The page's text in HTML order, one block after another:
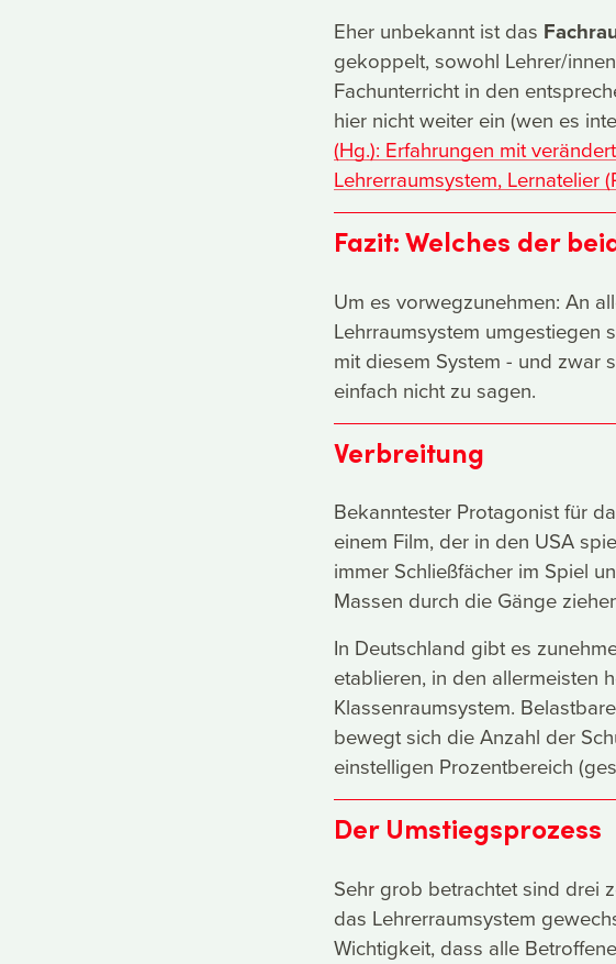
Eher unbekannt ist das
gekoppelt, sowohl Lehrer/
Fachunterricht in den
hier nicht weiter ein (wen es
(Hg.): Erfahrungen mit
Lehrerraumsystem, Lernatelier
Fazit: Welches der
Um es vorwegzunehmen: An
Lehrraumsystem umgestiegen
mit diesem System - und zwar
einfach nicht zu sagen.
Verbreitung
Bekanntester Protagonist für
einem Film, der in den USA
immer Schließfächer im Spiel
Massen durch die Gänge
In Deutschland gibt es
etablieren, in den allermeisten
Klassenraumsystem.
bewegt sich die Anzahl der
einstelligen Prozentbereich
Der Umstiegsprozess
Sehr grob betrachtet sind drei
das Lehrerraumsystem
Wichtigkeit, dass alle